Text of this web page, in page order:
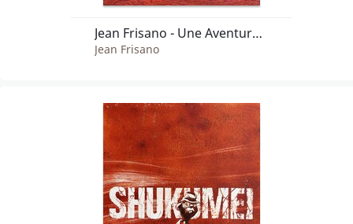
Jean Frisano - Une Aventure des Fantastiques - Le Sphinx et les Inhumains - planche originale - comic art
Jean Frisano